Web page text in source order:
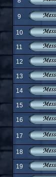
9
10
11
12
13
14
15
16
17
18
19